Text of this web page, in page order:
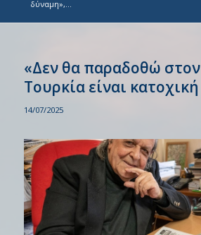
δύναμη»,...
«Δεν θα παραδοθώ
Τουρκία είναι
14/07/2025